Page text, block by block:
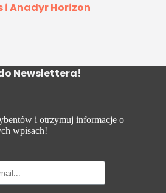
i Anadyr Horizon
Newslettera!
i otrzymuj informacje o
wpisach!